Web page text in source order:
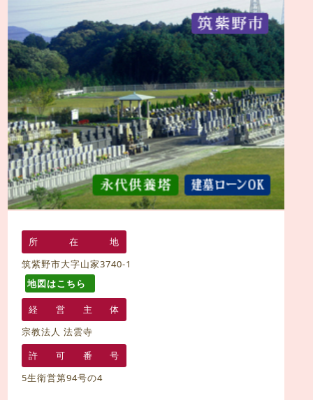
所 在
地
筑紫野市大字山家3740-1
地図はこちら
経 営 主
体
宗教法人 法雲寺
許
可 番
号
5生衛営第94号の4